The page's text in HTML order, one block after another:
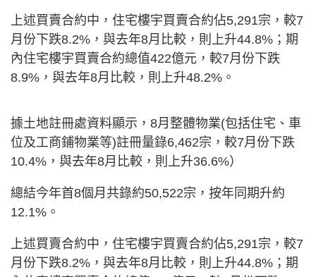
上述買賣合約中，住宅樓宇買賣合約佔5,291宗，較7
月份下跌8.2%，與去年8月比較，則上升44.8%；期
內住宅樓宇買賣合約總值422億元，較7月份下跌
8.9%，與去年8月比較，則上升48.2%。
據土地註冊處資料顯示，8月整體物業(包括住宅、車
位及工商鋪物業等)註冊量錄6,462宗，較7月份下跌
10.4%，與去年8月比較，則上升36.6%）
總結今年首8個月共錄約50,522宗，按年同期升約
12.1%。
上述買賣合約中，住宅樓宇買賣合約佔5,291宗，較7
月份下跌8.2%，與去年8月比較，則上升44.8%；期